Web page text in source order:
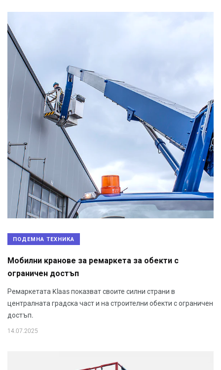
ПОДЕМНА ТЕХНИКА
Мобилни кранове за ремаркета за обекти с
ограничен достъп
Ремаркетата Klaas показват своите силни страни в
централната градска част и на строителни обекти с ограничен
достъп.
14.07.2025